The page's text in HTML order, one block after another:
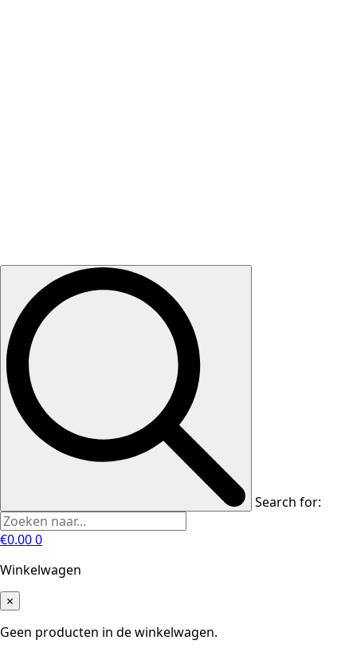
Search for:
€0.000
Winkelwagen
×
Geen producten in de winkelwagen.